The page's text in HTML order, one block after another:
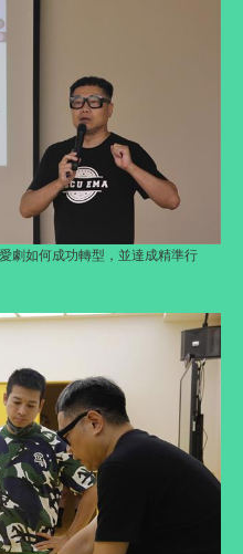
劇如何成功轉型，並達成精準行